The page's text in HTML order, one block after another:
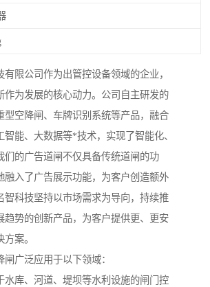
有限公司作为出管控设备领域的企业，
作为发展的核心动力。公司自主研发的
型空降闸、车牌识别系统等产品，融合
智能、大数据等*技术，实现了智能化、
们的广告道闸不仅具备传统道闸的功
融入了广告展示功能，为客户创造额外
智科技坚持以市场需求为导向，持续推
趋势的创新产品，为客户提供更、更安
案。
广泛应用于以下领域：
水库、河道、堤坝等水利设施的闸门控